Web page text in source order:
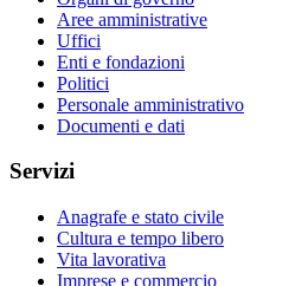
Aree amministrative
Uffici
Enti e fondazioni
Politici
Personale amministrativo
Documenti e dati
Servizi
Anagrafe e stato civile
Cultura e tempo libero
Vita lavorativa
Imprese e commercio